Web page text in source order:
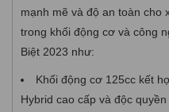
mạnh mẽ và độ an toàn cho
trong khối động cơ và công
Biệt 2023 như:
Khối động cơ 125cc kết
Hybrid cao cấp và độc